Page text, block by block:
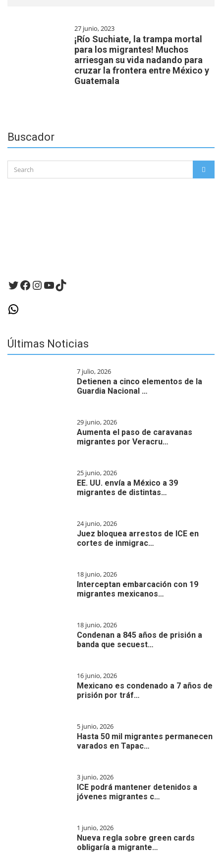
27 junio, 2023
¡Río Suchiate, la trampa mortal
para los migrantes! Muchos
arriesgan su vida nadando para
cruzar la frontera entre México y
Guatemala
Buscador
Search
for:
Twitter
Facebook
Instagram
YouTube
TikTok
WhatsApp
Últimas Noticias
7 julio, 2026
Detienen a cinco elementos de la
Guardia Nacional …
29 junio, 2026
Aumenta el paso de caravanas
migrantes por Veracru…
25 junio, 2026
EE. UU. envía a México a 39
migrantes de distintas…
24 junio, 2026
Juez bloquea arrestos de ICE en
cortes de inmigrac…
18 junio, 2026
Interceptan embarcación con 19
migrantes mexicanos…
18 junio, 2026
Condenan a 845 años de prisión a
banda que secuest…
16 junio, 2026
Mexicano es condenado a 7 años de
prisión por tráf…
5 junio, 2026
Hasta 50 mil migrantes permanecen
varados en Tapac…
3 junio, 2026
ICE podrá mantener detenidos a
jóvenes migrantes c…
1 junio, 2026
Nueva regla sobre green cards
obligaría a migrante…